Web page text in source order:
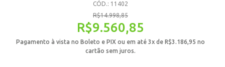
CÓD.: 11402
R$14.998,85
R$9.560,85
Pagamento à vista no Boleto e PIX ou em até 3x de R$3.186,95 no
cartão sem juros.